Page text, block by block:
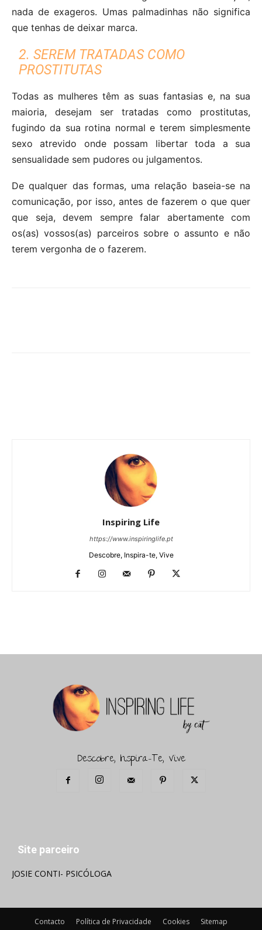
nada de exageros. Umas palmadinhas não significa
que tenhas de deixar marca.
2. SEREM TRATADAS COMO
PROSTITUTAS
Todas as mulheres têm as suas fantasias e, na sua
maioria, desejam ser tratadas como prostitutas,
fugindo da sua rotina normal e terem simplesmente
sexo atrevido onde possam libertar toda a sua
sensualidade sem pudores ou julgamentos.
De qualquer das formas, uma relação baseia-se na
comunicação, por isso, antes de fazerem o que quer
que seja, devem sempre falar abertamente com
os(as) vossos(as) parceiros sobre o assunto e não
terem vergonha de o fazerem.
Inspiring Life
https://www.inspiringlife.pt
Descobre, Inspira-te, Vive
Descobre, Inspira-Te, Vive
Site parceiro
JOSIE CONTI- PSICÓLOGA
Contacto Política de Privacidade Cookies Sitemap